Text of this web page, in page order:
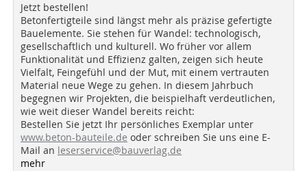
Jetzt bestellen!
Betonfertigteile sind längst mehr als präzise gefertigte
Bauelemente. Sie stehen für Wandel: technologisch,
gesellschaftlich und kulturell. Wo früher vor allem
Funktionalität und Effizienz galten, zeigen sich heute
Vielfalt, Feingefühl und der Mut, mit einem vertrauten
Material neue Wege zu gehen. In diesem Jahrbuch
begegnen wir Projekten, die beispielhaft verdeutlichen,
wie weit dieser Wandel bereits reicht:
Bestellen Sie jetzt Ihr persönliches Exemplar unter
www.beton-bauteile.de oder schreiben Sie uns eine E-
Mail an leserservice@bauverlag.de
mehr